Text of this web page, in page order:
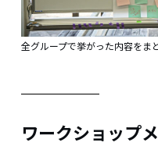
全グループで挙がった内容をま
ワークショップ